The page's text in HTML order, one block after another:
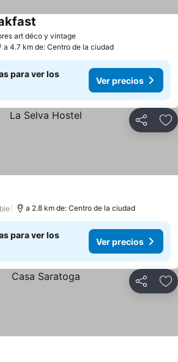
art déco y vintageVer precios
a 4.7 km de: Centro de la ciudad
para ver los
Ver precios
Compartir
precios
a 2.8 km de: Centro de la ciudad
para ver los
Ver precios
Compartir